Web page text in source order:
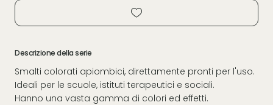
Descrizione della serie
Smalti colorati apiombici, direttamente pronti per l'uso.
Ideali per le scuole, istituti terapeutici e sociali.
Hanno una vasta gamma di colori ed effetti.